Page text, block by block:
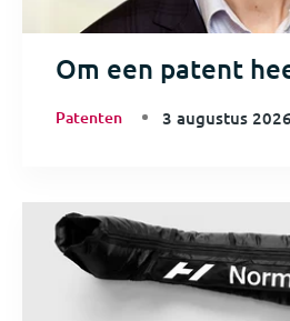
Om een patent
Patenten 3 augustus 2026